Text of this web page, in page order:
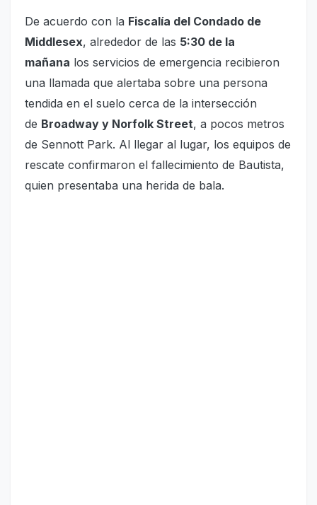
De acuerdo con la Fiscalía del Condado de
Middlesex, alrededor de las 5:30 de la
mañana los servicios de emergencia recibieron
una llamada que alertaba sobre una persona
tendida en el suelo cerca de la intersección
de Broadway y Norfolk Street, a pocos metros
de Sennott Park. Al llegar al lugar, los equipos de
rescate confirmaron el fallecimiento de Bautista,
quien presentaba una herida de bala.